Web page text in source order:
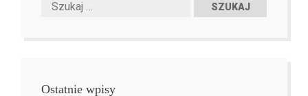
Ostatnie wpisy